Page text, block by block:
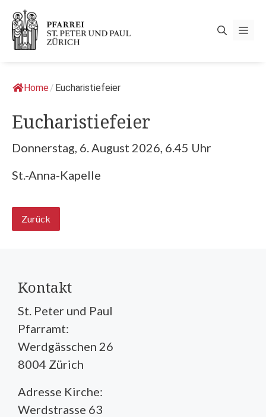
Springe
zum
Inhalt
Home/ Eucharistiefeier
Eucharistiefeier
Donnerstag, 6. August 2026, 6.45 Uhr
St.-Anna-Kapelle
Zurück
Kontakt
St. Peter und Paul
Pfarramt:
Werdgässchen 26
8004 Zürich
Adresse Kirche:
Werdstrasse 63